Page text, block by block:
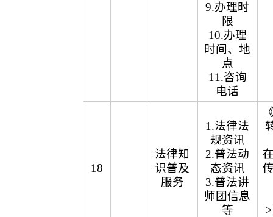
9.办理时
限
10.办理
时间、地
点
11.咨询
电话
18
法律知
识普及
服务
1.法律法
规资讯
2.普法动
态资讯
3.普法讲
师团信息
等